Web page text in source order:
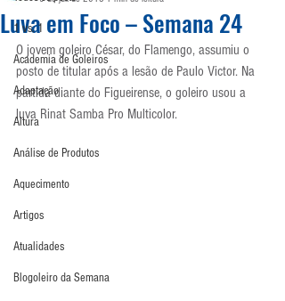
1 vs. 1
Academia de Goleiros
Adaptação
Altura
Análise de Produtos
Aquecimento
Artigos
Atualidades
Blogoleiro da Semana
Luva em Foco – Semana 24
O jovem goleiro César, do Flamengo, assumiu o
posto de titular após a lesão de Paulo Victor. Na
partida diante do Figueirense, o goleiro usou a
luva Rinat Samba Pro Multicolor.